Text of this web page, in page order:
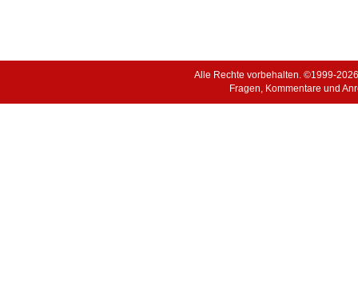
Alle Rechte vorbehalten. ©1999-
Fragen, Kommentare und